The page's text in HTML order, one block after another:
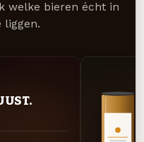
welke bieren écht in
liggen.